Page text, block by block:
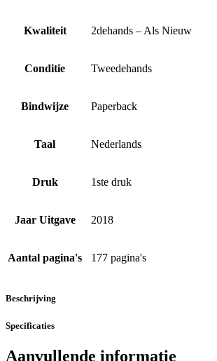
Kwaliteit 2dehands – Als Nieuw
Conditie Tweedehands
Bindwijze Paperback
Taal Nederlands
Druk 1ste druk
Jaar Uitgave 2018
Aantal pagina's 177 pagina's
Beschrijving
Specificaties
Aanvullende informatie